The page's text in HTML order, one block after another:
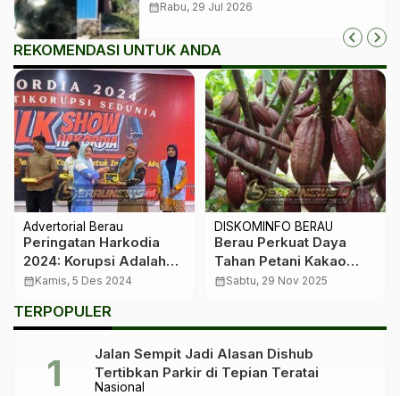
calendar_monthRabu, 29 Jul 2026
REKOMENDASI UNTUK ANDA
Advertorial Berau
Peringatan Harkodia
2024: Korupsi Adalah
Musuh Bersama
calendar_monthKamis, 5 Des 2024
DISKOMINFO BERAU
Berau Perkuat Daya
Tahan Petani Kakao
dengan Kebun
calendar_monthSabtu, 29 Nov 2025
TERPOPULER
Nasional
Jalan Sempit Jadi Alasan Dishub
Tertibkan Parkir di Tepian Teratai